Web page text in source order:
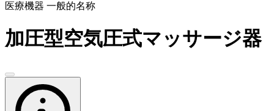
医療機器 一般的名称
加圧型空気圧式マッサージ器